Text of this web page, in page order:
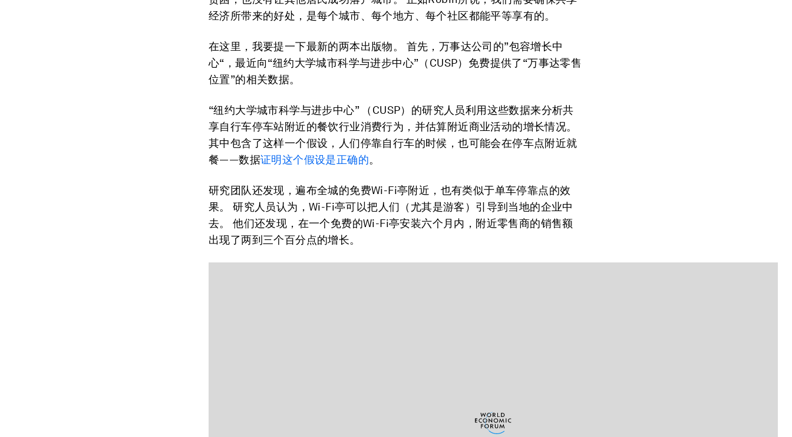
经济所带来的好处，是每个城市、每个地方、每个社区都能平等享有的。
在这里，我要提一下最新的两本出版物。 首先，万事达公司的”包容增长中
心“，最近向“纽约大学城市科学与进步中心”（CUSP）免费提供了“万事达零售
位置”的相关数据。
“纽约大学城市科学与进步中心” （CUSP）的研究人员利用这些数据来分析共
享自行车停车站附近的餐饮行业消费行为，并估算附近商业活动的增长情况。
其中包含了这样一个假设，人们停靠自行车的时候，也可能会在停车点附近就
餐——数据证明这个假设是正确的。
研究团队还发现，遍布全城的免费Wi-Fi亭附近，也有类似于单车停靠点的效
果。 研究人员认为，Wi-Fi亭可以把人们（尤其是游客）引导到当地的企业中
去。 他们还发现，在一个免费的Wi-Fi亭安装六个月内，附近零售商的销售额
出现了两到三个百分点的增长。